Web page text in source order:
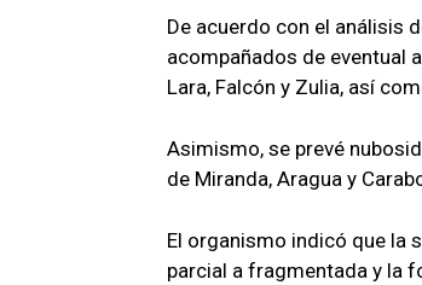
De acuerdo con el análisis
acompañados de eventual
Lara, Falcón y Zulia, así
Asimismo, se prevé
de Miranda, Aragua y
El organismo indicó que la
parcial a fragmentada y la